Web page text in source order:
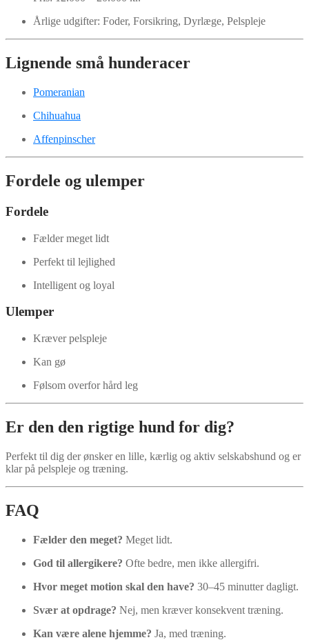
Årlige udgifter: Foder, Forsikring, Dyrlæge, Pelspleje
Lignende små hunderacer
Pomeranian
Chihuahua
Affenpinscher
Fordele og ulemper
Fordele
Fælder meget lidt
Perfekt til lejlighed
Intelligent og loyal
Ulemper
Kræver pelspleje
Kan gø
Følsom overfor hård leg
Er den den rigtige hund for dig?
Perfekt til dig der ønsker en lille, kærlig og aktiv selskabshund og er
klar på pelspleje og træning.
FAQ
Fælder den meget? Meget lidt.
God til allergikere? Ofte bedre, men ikke allergifri.
Hvor meget motion skal den have? 30–45 minutter dagligt.
Svær at opdrage? Nej, men kræver konsekvent træning.
Kan være alene hjemme? Ja, med træning.